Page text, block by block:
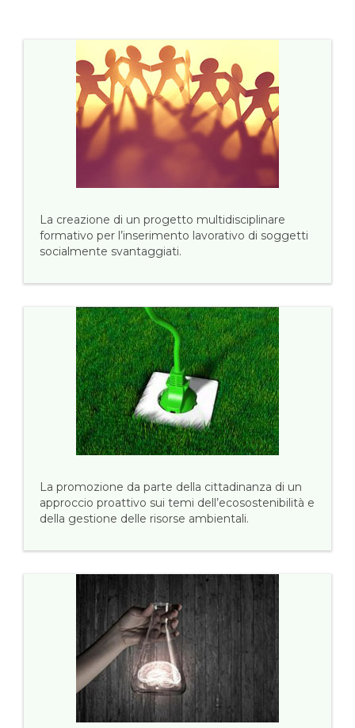
La creazione di un progetto multidisciplinare
formativo per l’inserimento lavorativo di soggetti
socialmente svantaggiati.
La promozione da parte della cittadinanza di un
approccio proattivo sui temi dell’ecosostenibilità e
della gestione delle risorse ambientali.